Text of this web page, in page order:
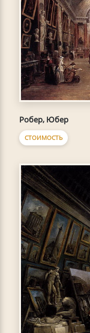
Робер, Юбер
СТОИМОСТЬ